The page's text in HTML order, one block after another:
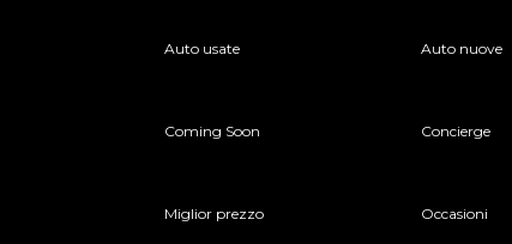
Auto usate Auto nuove
Coming Soon Concierge
Miglior prezzo Occasioni